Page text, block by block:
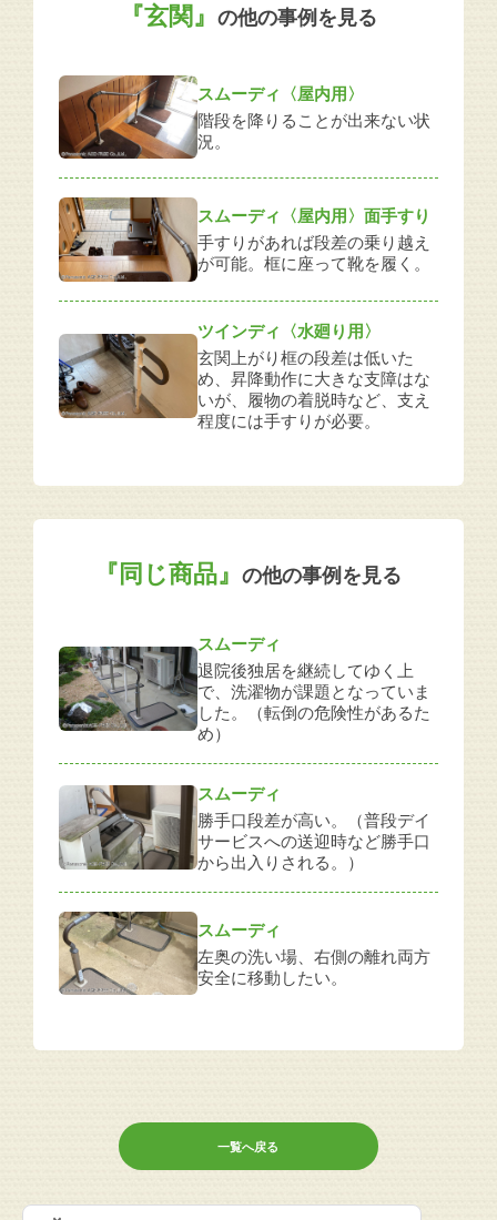
『玄関』 の他の事例を見る
スムーディ〈屋内用〉
階段を降りることが出来ない状
況。
スムーディ〈屋内用〉面手すり
手すりがあれば段差の乗り越え
が可能。框に座って靴を履く。
ツインディ〈水廻り用〉
玄関上がり框の段差は低いた
め、昇降動作に大きな支障はな
いが、履物の着脱時など、支え
程度には手すりが必要。
『同じ商品』の他の事例を見る
スムーディ
退院後独居を継続してゆく上
で、洗濯物が課題となっていま
した。（転倒の危険性があるた
め）
スムーディ
勝手口段差が高い。（普段デイ
サービスへの送迎時など勝手口
から出入りされる。）
スムーディ
左奥の洗い場、右側の離れ両方
安全に移動したい。
一覧へ戻る